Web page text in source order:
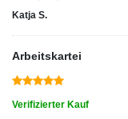
Katja S.
Arbeitskartei
Verifizierter Kauf